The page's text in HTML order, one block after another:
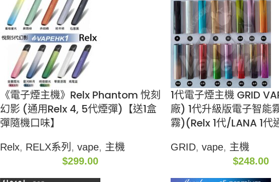
《電子煙主機》Relx Phantom 悅刻
幻影 (通用Relx 4, 5代煙彈)【送1盒
彈隨機口味】
Relx, RELX系列 , vape, 主機
$299.00
1代電子煙主機 GRID
廠) 1代升級版電子智能
霧)(Relx 1代/LANA 1代
GRID, vape, 主機
$248.00